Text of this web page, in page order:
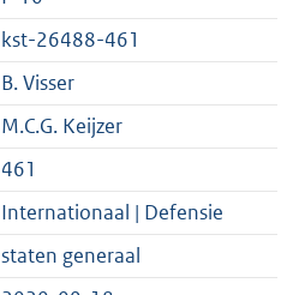
kst-26488-461
B. Visser
M.C.G. Keijzer
461
Internationaal | Defensie
staten generaal